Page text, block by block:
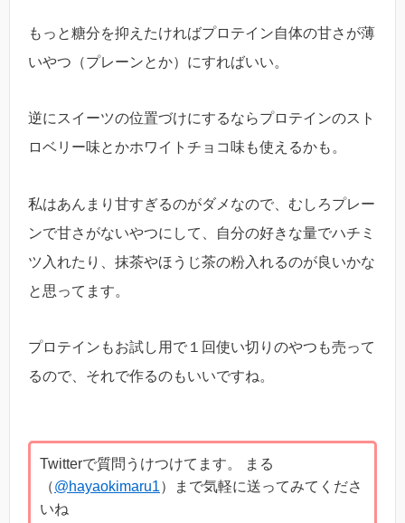
もっと糖分を抑えたければプロテイン自体の甘さが薄
いやつ（プレーンとか）にすればいい。
逆にスイーツの位置づけにするならプロテインのスト
ロベリー味とかホワイトチョコ味も使えるかも。
私はあんまり甘すぎるのがダメなので、むしろプレー
ンで甘さがないやつにして、自分の好きな量でハチミ
ツ入れたり、抹茶やほうじ茶の粉入れるのが良いかな
と思ってます。
プロテインもお試し用で１回使い切りのやつも売って
るので、それで作るのもいいですね。
Twitterで質問うけつけてます。 まる
（@hayaokimaru1）まで気軽に送ってみてくださ
いね